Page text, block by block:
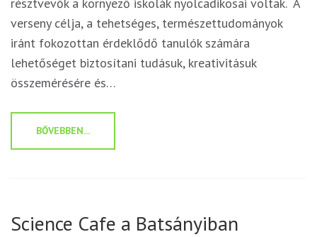
verseny célja, a tehetséges, természettudományok
iránt fokozottan érdeklődő tanulók számára
lehetőséget biztosítani tudásuk, kreativitásuk
összemérésére és…
BŐVEBBEN...
Science Cafe a Batsányiban